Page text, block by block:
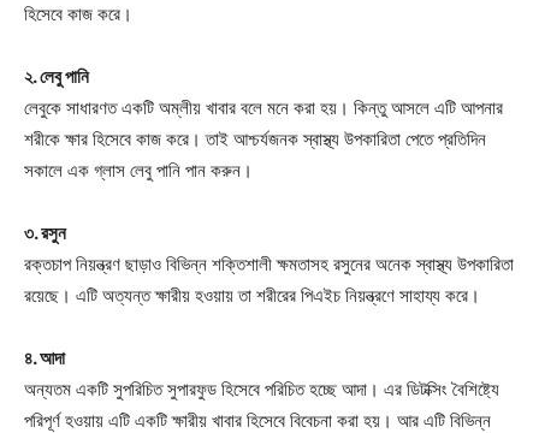
হিসেবে কাজ করে।
২. লেবু পানি
লেবুকে সাধারণত একটি অম্লীয় খাবার বলে মনে করা হয়। কিন্তু আসলে এটি আপনার
শরীকে ক্ষার হিসেবে কাজ করে। তাই আশ্চর্যজনক স্বাস্থ্য উপকারিতা পেতে প্রতিদিন
সকালে এক গ্লাস লেবু পানি পান করুন।
৩. রসুন
রক্তচাপ নিয়ন্ত্রণ ছাড়াও বিভিন্ন শক্তিশালী ক্ষমতাসহ রসুনের অনেক স্বাস্থ্য উপকারিতা
রয়েছে। এটি অত্যন্ত ক্ষারীয় হওয়ায় তা শরীরের পিএইচ নিয়ন্ত্রণে সাহায্য করে।
৪. আদা
অন্যতম একটি সুপরিচিত সুপারফুড হিসেবে পরিচিত হচ্ছে আদা। এর ডিটক্সিং বৈশিষ্ট্যে
পরিপূর্ণ হওয়ায় এটি একটি ক্ষারীয় খাবার হিসেবে বিবেচনা করা হয়। আর এটি বিভিন্ন